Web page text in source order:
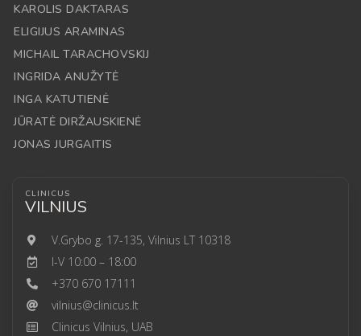
KAROLIS DAKTARAS
ELIGIJUS ARAMINAS
MICHAIL TARACHOVSKIJ
INGRIDA ANUŽYTĖ
INGA KATUTIENĖ
JŪRATĖ DIRŽAUSKIENĖ
JONAS JURGAITIS
CLINICUS
VILNIUS
V.Grybo g. 17-135, Vilnius LT 10318
I-V 10:00 – 18:00
+370 670 17111
vilnius@clinicus.lt
Clinicus Vilnius, UAB